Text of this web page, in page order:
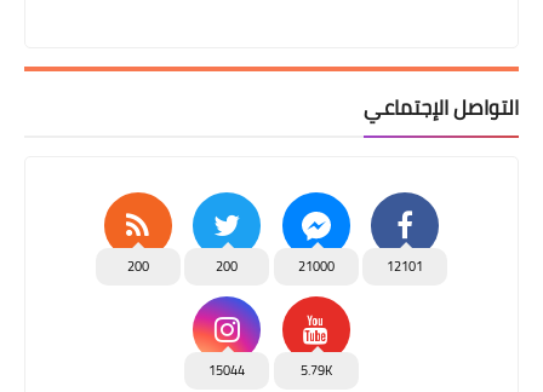
التواصل الإجتماعي
12101
21000
200
200
5.79K
15044